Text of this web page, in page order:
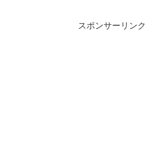
スポンサーリンク